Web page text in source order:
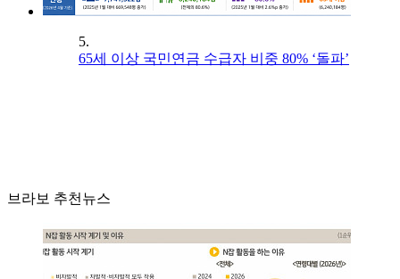
5.
65세 이상 국민연금 수급자 비중 80% ‘돌파’
브라보 추천뉴스